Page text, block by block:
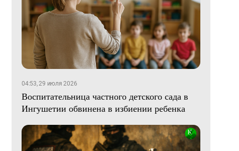
04:53, 29 июля 2026
Воспитательница частного детского сада в
Ингушетии обвинена в избиении ребенка